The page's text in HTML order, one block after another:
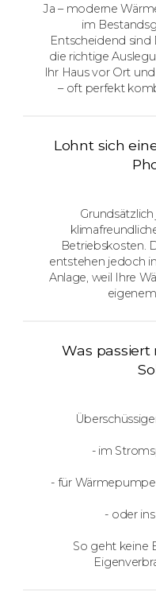
Ja – moderne
im
Entscheidend
die richtige
Ihr Haus vor Ort
– oft perfekt
Lohnt sich
Betriebskosten.
entstehen jedoch
Anlage, weil Ihre
Was
- im
- für
- oder
So geht keine